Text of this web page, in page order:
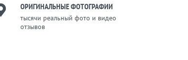
ОРИГИНАЛЬНЫЕ ФОТОГРАФИИ
тысячи реальный фото и видео
отзывов